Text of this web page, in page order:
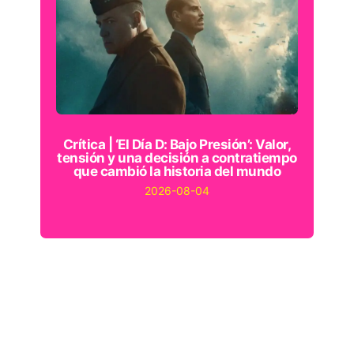
Crítica | ‘El Día D: Bajo Presión’: Valor,
tensión y una decisión a contratiempo
que cambió la historia del mundo
2026-08-04